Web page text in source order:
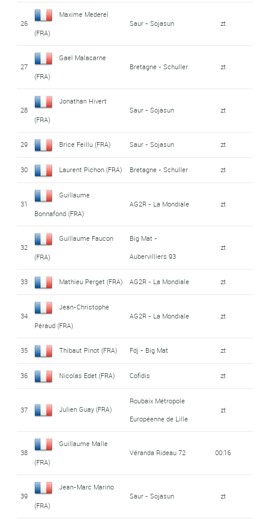
26
Maxime Mederel
(FRA)
Saur - Sojasun zt
27
Gael Malacarne
(FRA)
Bretagne - Schuller zt
28
Jonathan Hivert
(FRA)
Saur - Sojasun zt
29 Brice Feillu (FRA) Saur - Sojasun zt
30 Laurent Pichon (FRA) Bretagne - Schuller zt
31
Guillaume
Bonnafond (FRA)
AG2R - La Mondiale zt
32
Guillaume Faucon
(FRA)
Big Mat -
Aubervilliers 93
zt
33 Mathieu Perget (FRA) AG2R - La Mondiale zt
34
Jean-Christophe
Péraud (FRA)
AG2R - La Mondiale zt
35 Thibaut Pinot (FRA) Fdj - Big Mat zt
36 Nicolas Edet (FRA) Cofidis zt
37 Julien Guay (FRA)
Roubaix Métropole
Européenne de Lille
zt
38
Guillaume Malle
(FRA)
Véranda Rideau 72 00:16
39
Jean-Marc Marino
(FRA)
Saur - Sojasun zt